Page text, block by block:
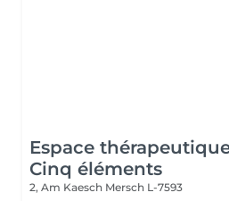
Espace
Cinq éléments
2, Am Kaesch Mersch L-7593